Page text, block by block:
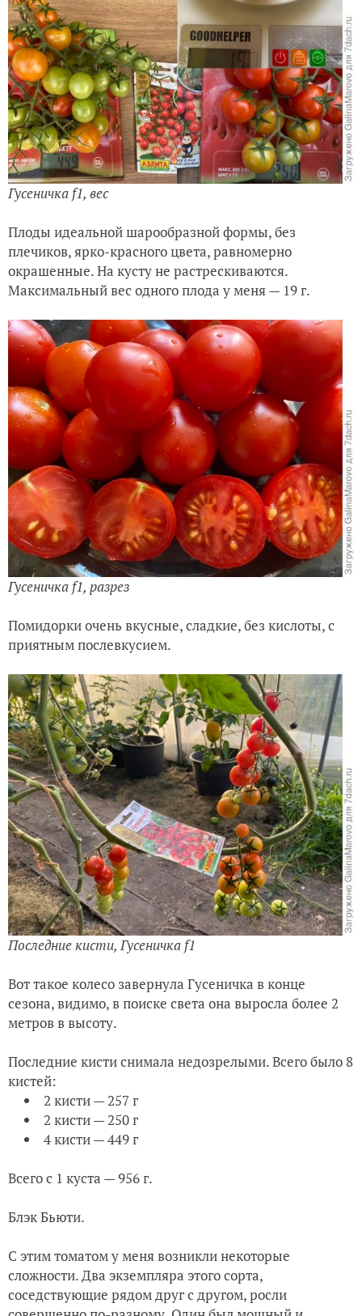
Гусеничка f1, вес
Плоды идеальной шарообразной формы, без
плечиков, ярко-красного цвета, равномерно
окрашенные. На кусту не растрескиваются.
Максимальный вес одного плода у меня — 19 г.
Гусеничка f1, разрез
Помидорки очень вкусные, сладкие, без кислоты, с
приятным послевкусием.
Последние кисти, Гусеничка f1
Вот такое колесо завернула Гусеничка в конце
сезона, видимо, в поиске света она выросла более 2
метров в высоту.
Последние кисти снимала недозрелыми. Всего было 8
кистей:
2 кисти — 257 г
2 кисти — 250 г
4 кисти — 449 г
Всего с 1 куста — 956 г.
Блэк Бьюти.
С этим томатом у меня возникли некоторые
сложности. Два экземпляра этого сорта,
соседствующие рядом друг с другом, росли